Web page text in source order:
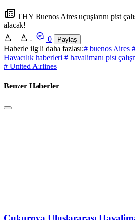
THY Buenos Aires uçuşlarını pist
alacak!
+
- 0 Paylaş
Haberle ilgili daha fazlası:# buenos Aires
Havacılık haberleri # havalimanı pist
# United Airlines
Benzer Haberler
Çukurova Uluslararası